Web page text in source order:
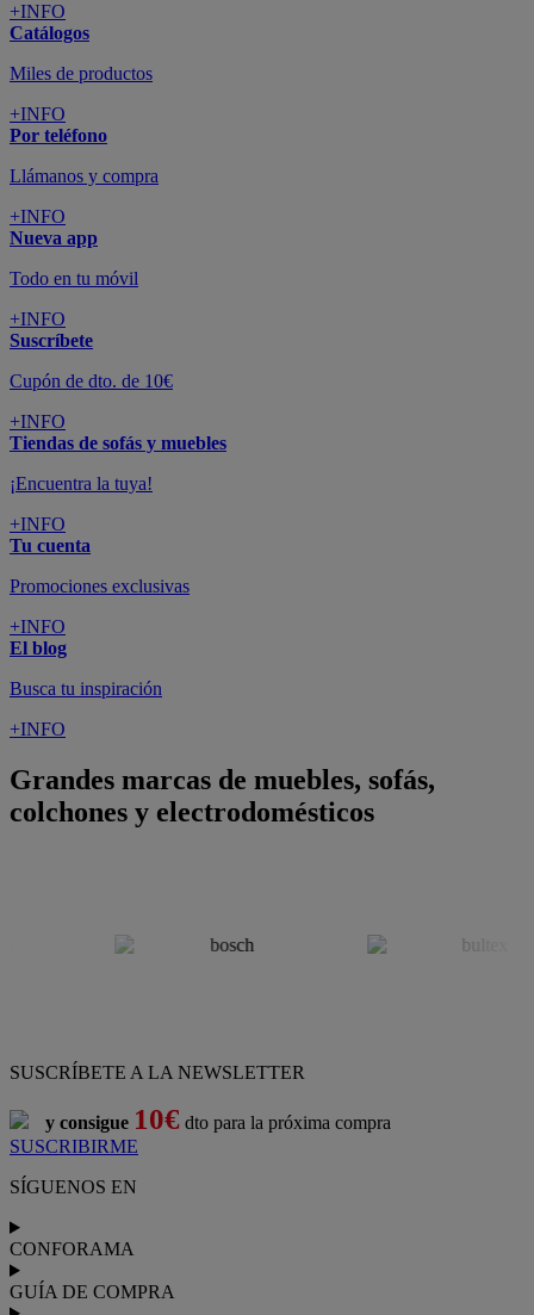
+INFO
Catálogos
Miles de productos
+INFO
Por teléfono
Llámanos y compra
+INFO
Nueva app
Todo en tu móvil
+INFO
Suscríbete
Cupón de dto. de 10€
+INFO
Tiendas de sofás y muebles
¡Encuentra la tuya!
+INFO
Tu cuenta
Promociones exclusivas
+INFO
El blog
Busca tu inspiración
+INFO
Grandes marcas de muebles, sofás,
colchones y electrodomésticos
SUSCRÍBETE A LA NEWSLETTER
y consigue 10€ dto para la próxima compra
SUSCRIBIRME
SÍGUENOS EN
CONFORAMA
GUÍA DE COMPRA